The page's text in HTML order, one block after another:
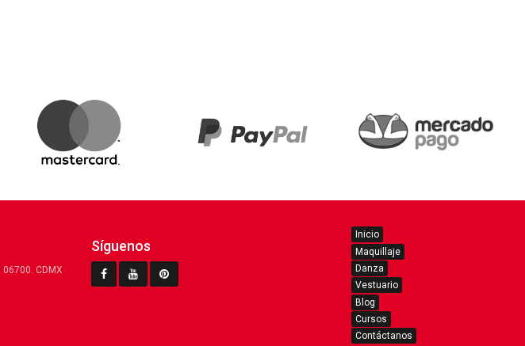
CDMX
Síguenos
Inicio
Maquillaje
Danza
Vestuario
Blog
Cursos
Contáctanos